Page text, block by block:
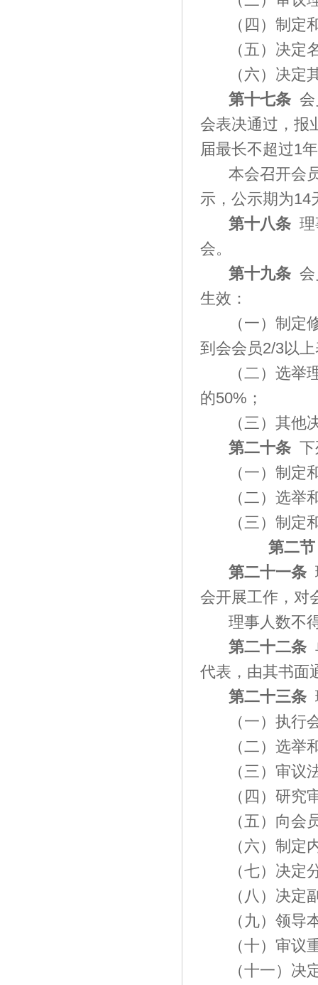
（四）制定
（五）决定
（六）决定
第十七条
会表决通过，报
届最长不超过1
本会召开会
示，公示期为14
第十八条
会。
第十九条
生效：
（一）制
到会会员2/3以
（二）选
的50%；
（三）其他
第二十条
（一）制定
（二）选举
（三）制定
第二节
第二十一条
会开展工作，对
理事人数不
第二十二条
代表，由其书面
第二十三条
（一）执行
（二）选举
（三）审议
（四）研
（五）向会
（六）制定
（七）决
（八）决
（九）领导
（十）审
（十一）决